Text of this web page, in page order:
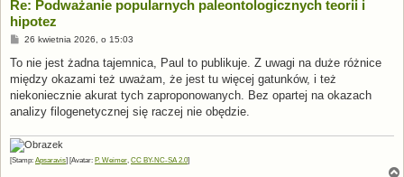
Re: Podważanie popularnych paleontologicznych teorii i
hipotez
P
s
26 kwietnia 2026, o 15:03
To nie jest żadna tajemnica, Paul to publikuje. Z uwagi na duże różnice
między okazami też uważam, że jest tu więcej gatunków, i też
niekoniecznie akurat tych zaproponowanych. Bez opartej na okazach
analizy filogenetycznej się raczej nie obędzie.
[Stamp: Apsaravis] [Avatar: P. Weimer, CC BY-NC-SA 2.0]